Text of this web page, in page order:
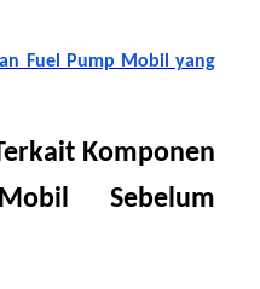
Fuel Pump Mobil yang
Komponen
Sebelum